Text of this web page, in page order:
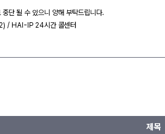
단 될 수 있으니 양해 부탁드립니다.
/ HAI-IP 24시간 콜센터
제목